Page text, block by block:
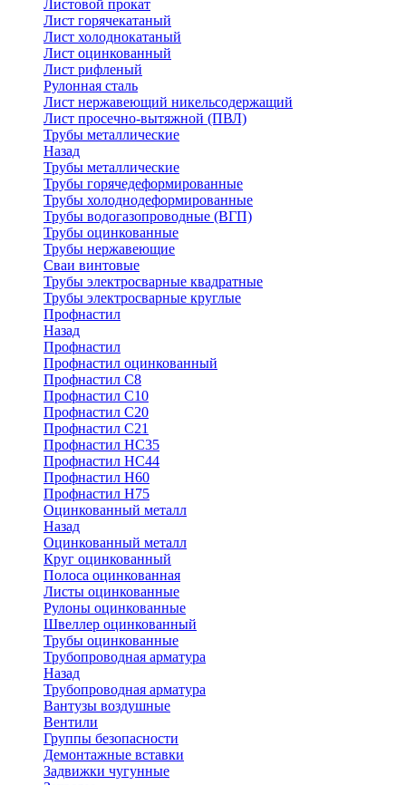
Листовой прокат
Лист горячекатаный
Лист холоднокатаный
Лист оцинкованный
Лист рифленый
Рулонная сталь
Лист нержавеющий никельсодержащий
Лист просечно-вытяжной (ПВЛ)
Трубы металлические
Назад
Трубы металлические
Трубы горячедеформированные
Трубы холоднодеформированные
Трубы водогазопроводные (ВГП)
Трубы оцинкованные
Трубы нержавеющие
Сваи винтовые
Трубы электросварные квадратные
Трубы электросварные круглые
Профнастил
Назад
Профнастил
Профнастил оцинкованный
Профнастил С8
Профнастил С10
Профнастил С20
Профнастил С21
Профнастил НС35
Профнастил НС44
Профнастил Н60
Профнастил Н75
Оцинкованный металл
Назад
Оцинкованный металл
Круг оцинкованный
Полоса оцинкованная
Листы оцинкованные
Рулоны оцинкованные
Швеллер оцинкованный
Трубы оцинкованные
Трубопроводная арматура
Назад
Трубопроводная арматура
Вантузы воздушные
Вентили
Группы безопасности
Демонтажные вставки
Задвижки чугунные